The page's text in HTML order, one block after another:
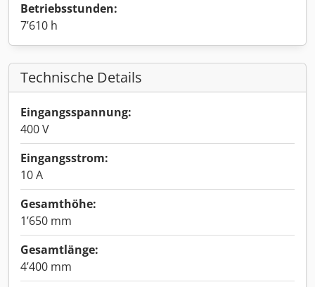
Betriebsstunden:
7’610 h
Technische Details
Eingangsspannung:
400 V
Eingangsstrom:
10 A
Gesamthöhe:
1’650 mm
Gesamtlänge:
4’400 mm